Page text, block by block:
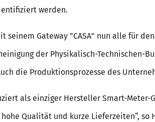
werden.
seinem Gateway ”CASA” nun alle für
der Physikalisch-Technischen-
die Produktionsprozesse des
als einziger Hersteller Smart-
Qualität und kurze Lieferzeiten“,